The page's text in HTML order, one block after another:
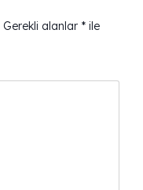
Gerekli alanlar * ile